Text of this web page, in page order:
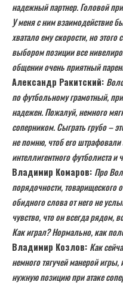
надежный партнер. Головой
У меня с ним взаимодействие
хватало ему скорости, но
выбором позиции все
общении очень приятный
Александр Ракитский:
по футбольному грамотный,
надежен. Пожалуй, немного
соперником. Сыграть грубо –
не помню, чтоб его
интеллигентного футболиста и
Владимир Комаров: Про
порядочности, товарищеского
обидного слова от него не
чувство, что он всегда рядом,
Как играл? Нормально, как
Владимир Козлов: Как
немного тягучей манерой
нужную позицию при атаке